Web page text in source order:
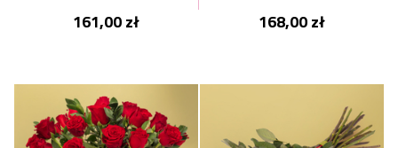
161,00 zł 168,00 zł